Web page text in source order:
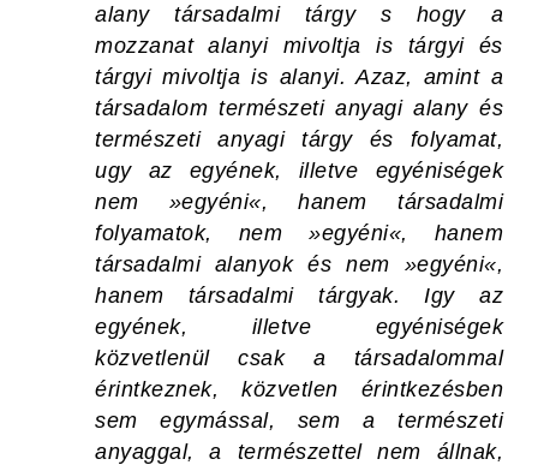
alany társadalmi tárgy s hogy a
mozzanat alanyi mivoltja is tárgyi és
tárgyi mivoltja is alanyi. Azaz, amint a
társadalom természeti anyagi alany és
természeti anyagi tárgy és folyamat,
ugy az egyének, illetve egyéniségek
nem »egyéni«, hanem társadalmi
folyamatok, nem »egyéni«, hanem
társadalmi alanyok és nem »egyéni«,
hanem társadalmi tárgyak. Igy az
egyének, illetve egyéniségek
közvetlenül csak a társadalommal
érintkeznek, közvetlen érintkezésben
sem egymással, sem a természeti
anyaggal, a természettel nem állnak,